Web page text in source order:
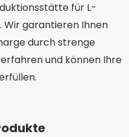
für L-
Wir garantieren Ihnen
durch strenge
und können Ihre